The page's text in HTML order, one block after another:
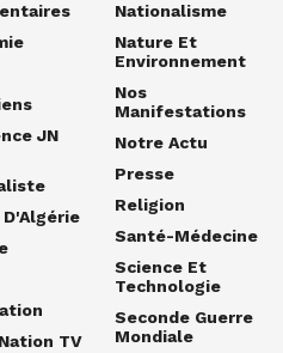
JN
D'Algérie
TV
Nationalisme
Nature Et
Environnement
Nos
Manifestations
Notre Actu
Presse
Religion
Santé-Médecine
Science Et
Technologie
Seconde Guerre
Mondiale